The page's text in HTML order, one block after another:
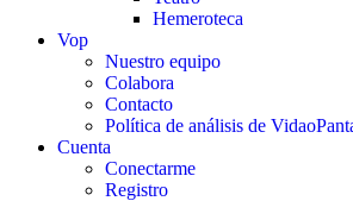
Hemeroteca
Vop
Nuestro equipo
Colabora
Contacto
Política de análisis de
Cuenta
Conectarme
Registro